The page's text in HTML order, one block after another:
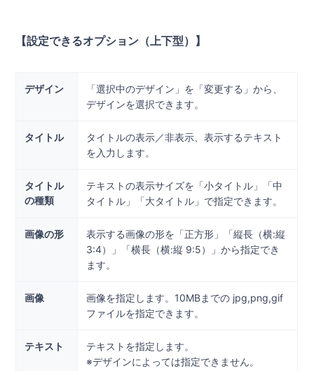
【設定できるオプション（上下型）】
デザイン
「選択中のデザイン」を「変更する」から、
デザインを選択できます。
タイトル
タイトルの表示／非表示、表示するテキスト
を入力します。
タイトル
の種類
テキストの表示サイズを「小タイトル」「中
タイトル」「大タイトル」で指定できます。
画像の形
表示する画像の形を「正方形」「縦長（横:縦
3:4）」「横長（横:縦 9:5）」から指定でき
ます。
画像
画像を指定します。10MBまでの jpg,png,gif
ファイルを指定できます。
テキスト
テキストを指定します。
※デザインによっては指定できません。